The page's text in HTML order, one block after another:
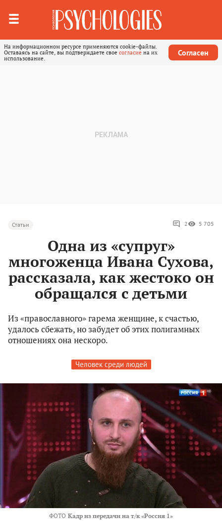
На информационном ресурсе применяются cookie-файлы.
Оставаясь на сайте, вы подтверждаете свое согласие на их
использование.
Согласен
Статьи 2 5 705
Одна из «супруг»
многоженца Ивана Сухова,
рассказала, как жестоко он
обращался с детьми
Из «православного» гарема женщине, к счастью,
удалось сбежать, но забудет об этих полигамных
отношениях она нескоро.
Человек среди людей
ФОТО Кадр из передачи на т/к «Россия 1»